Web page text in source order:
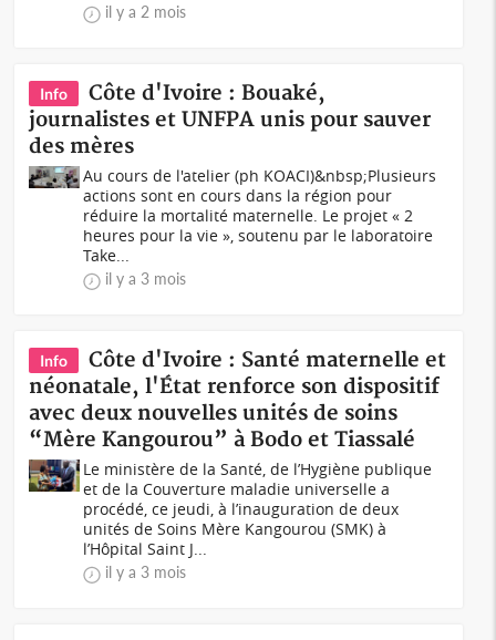
il y a 2 mois
Info
Côte d'Ivoire : Bouaké,
journalistes et UNFPA unis pour sauver
des mères
Au cours de l'atelier (ph KOACI)&nbsp;Plusieurs
actions sont en cours dans la région pour
réduire la mortalité maternelle. Le projet « 2
heures pour la vie », soutenu par le laboratoire
Take...
il y a 3 mois
Info
Côte d'Ivoire : Santé maternelle et
néonatale, l'État renforce son dispositif
avec deux nouvelles unités de soins
“Mère Kangourou” à Bodo et Tiassalé
Le ministère de la Santé, de l’Hygiène publique
et de la Couverture maladie universelle a
procédé, ce jeudi, à l’inauguration de deux
unités de Soins Mère Kangourou (SMK) à
l’Hôpital Saint J...
il y a 3 mois